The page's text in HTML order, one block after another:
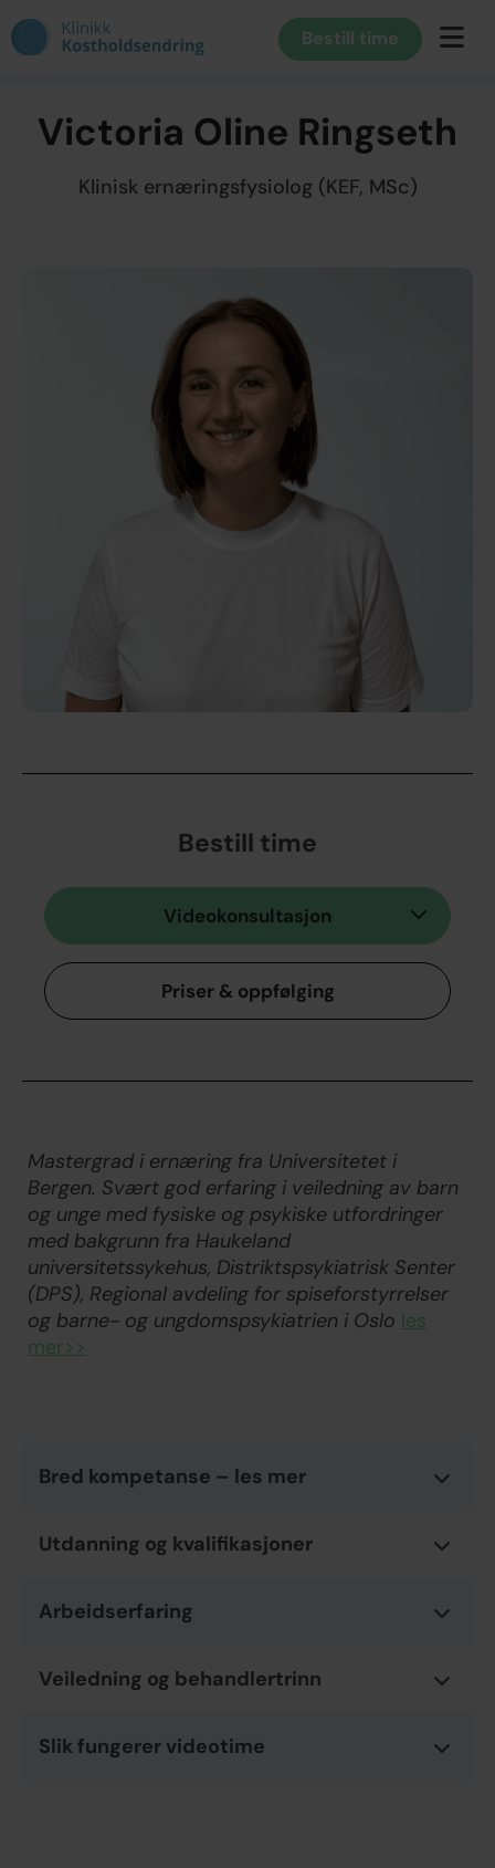
Bestill time
Victoria Oline Ringseth
Klinisk ernæringsfysiolog (KEF, MSc)
Bestill time
Videokonsultasjon
Priser & oppfølging
Mastergrad i ernæring fra Universitetet i
Bergen. Svært god erfaring i veiledning av barn
og unge med fysiske og psykiske utfordringer
med bakgrunn fra Haukeland
universitetssykehus, Distriktspsykiatrisk Senter
(DPS), Regional avdeling for spiseforstyrrelser
og barne- og ungdomspsykiatrien i Oslo les
mer>>
Bred kompetanse – les mer
Utdanning og kvalifikasjoner
Arbeidserfaring
Veiledning og behandlertrinn
Slik fungerer videotime